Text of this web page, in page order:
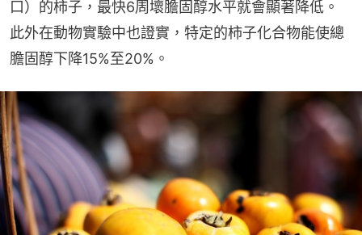
口）的柿子，最快6周壞膽固醇水平就會顯著降低。
此外在動物實驗中也證實，特定的柿子化合物能使總
膽固醇下降15%至20%。